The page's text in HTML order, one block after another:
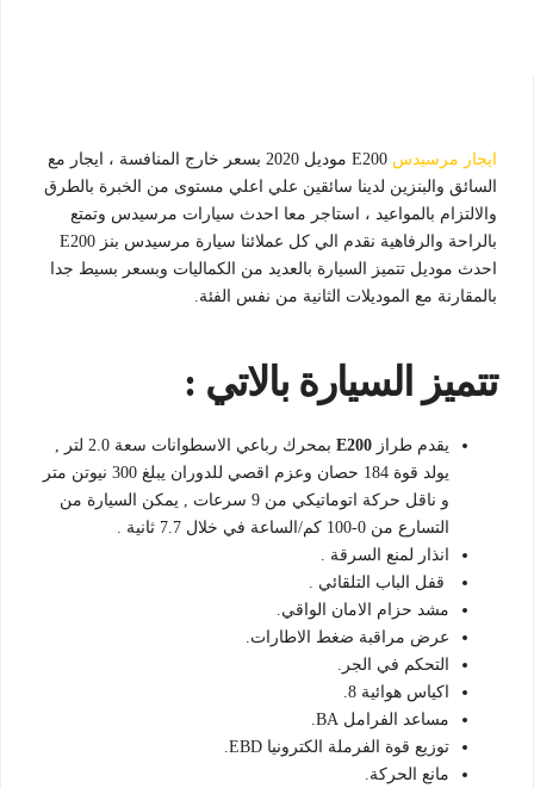
ايجار مرسيدس
E200 موديل 2020 بسعر خارج المنافسة ، ايجار مع
السائق والبنزين لدينا سائقين علي اعلي مستوى من الخبرة بالطرق
والالتزام بالمواعيد ، استاجر معا احدث سيارات مرسيدس وتمتع
بالراحة والرفاهية نقدم الي كل عملائنا سيارة مرسيدس بنز E200
احدث موديل تتميز السيارة بالعديد من الكماليات وبسعر بسيط جدا
بالمقارنة مع الموديلات الثانية من نفس الفئة.
تتميز السيارة بالاتي :
يقدم طراز E200
بمحرك رباعي الاسطوانات سعة 2.0 لتر ,
يولد قوة 184 حصان وعزم اقصي للدوران يبلغ 300 نيوتن متر
و ناقل حركة اتوماتيكي من 9 سرعات , يمكن السيارة من
التسارع من 0-100 كم/الساعة في خلال 7.7 ثانية .
انذار لمنع السرقة .
قفل الباب التلقائي .
مشد حزام الامان الواقي.
عرض مراقبة ضغط الاطارات.
التحكم في الجر.
اكياس هوائية 8.
مساعد الفرامل BA.
توزيع قوة الفرملة الكترونيا EBD.
مانع الحركة.